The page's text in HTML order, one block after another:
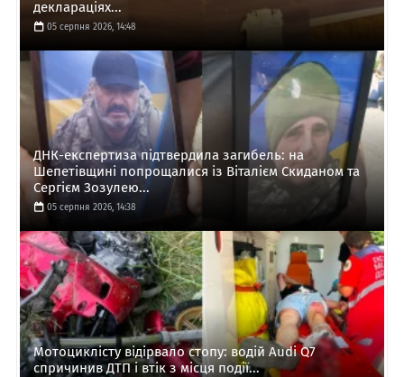
деклараціях...
05 серпня 2026, 14:48
ДНК-експертиза підтвердила загибель: на
Шепетівщині попрощалися із Віталієм Скиданом та
Сергієм Зозулею...
05 серпня 2026, 14:38
Мотоциклісту відірвало стопу: водій Audi Q7
спричинив ДТП і втік з місця події...